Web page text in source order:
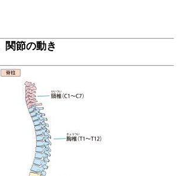
関節の動き